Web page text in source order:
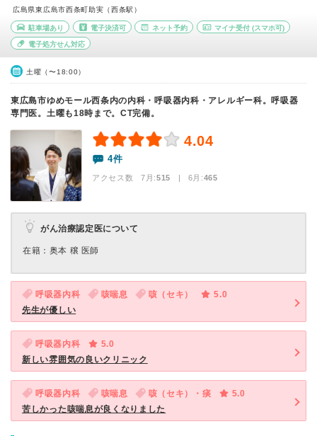
広島県東広島市西条町助実（西条駅）
駐車場あり 電子決済可 ネット予約 マイナ受付 (スマホ可)
電子処方せん対応
土曜（〜18:00）
東広島市ゆめモール西条内の内科・呼吸器内科・アレルギー科。呼吸器
専門医。土曜も18時まで。CT完備。
4.04
4件
アクセス数 7月:515 | 6月:465
がん治療認定医について
在籍：奥本 穣 医師
呼吸器内科 咳喘息 咳（セキ）
5.0
先生が優しい
呼吸器内科
5.0
新しい雰囲気の良いクリニック
呼吸器内科 咳喘息 咳（セキ）・痰
5.0
苦しかった咳喘息が良くなりました